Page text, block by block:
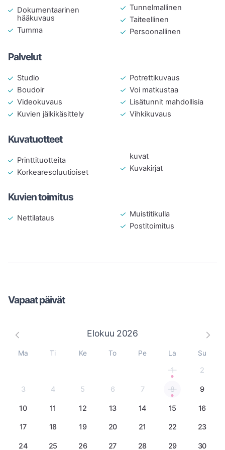
Parikuvaus: alk. 220 €
Kaikki hinnat sisältävät alv 25,5 %.
Dokumentaarinen
hääkuvaus
Tumma
Tunnelmallinen
Taiteellinen
Persoonallinen
Palvelut
Studio
Boudoir
Videokuvaus
Kuvien jälkikäsittely
Potrettikuvaus
Voi matkustaa
Lisätunnit mahdollisia
Vihkikuvaus
Kuvatuotteet
Printtituotteita
Korkearesoluutioiset
kuvat
Kuvakirjat
Kuvien toimitus
Nettilataus
Muistitikulla
Postitoimitus
Vapaat päivät
Elokuu 2026
Ma Ti Ke To Pe La Su
1 2
3 4 5 6 7 8 9
10 11 12 13 14 15 16
17 18 19 20 21 22 23
24 25 26 27 28 29 30